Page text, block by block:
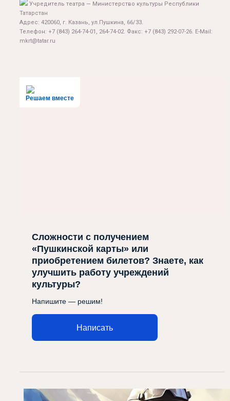
Учредитель театра — Министерство культуры Республики
Татарстан
Адрес: 420060, г. Казань, ул.Пушкина, 66/33.
Телефон: +7 (843) 264-74-01, 264-74-02. Факс: +7 (843) 292-07-26. E-Mail:
mkrt@tatar.ru
Решаем вместе
Сложности с получением
«Пушкинской карты» или
приобретением билетов? Знаете, как
улучшить работу учреждений
культуры?
Напишите — решим!
Написать